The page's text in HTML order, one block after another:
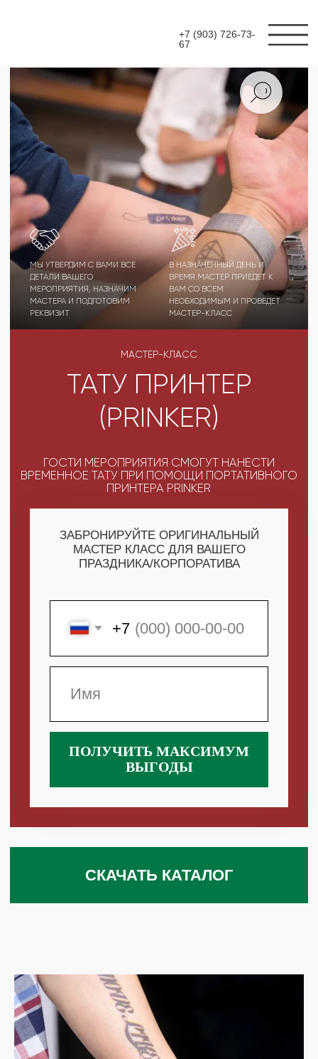
ЗАБРОНИРУЙТЕ ОРИГИНАЛЬНЫЙ
МАСТЕР КЛАСС ДЛЯ ВАШЕГО
ПРАЗДНИКА/КОРПОРАТИВА
ПОЛУЧИТЬ МАКСИМУМ
ВЫГОДЫ
ТАТУ ПРИНТЕР
(PRINKER)
МАСТЕР-КЛАСС
ГОСТИ МЕРОПРИЯТИЯ СМОГУТ НАНЕСТИ
ПРИНТЕРА PRINKER
МЫ УТВЕРДИМ С ВАМИ ВСЕ
ДЕТАЛИ ВАШЕГО
МЕРОПРИЯТИЯ, НАЗНАЧИМ
МАСТЕРА И ПОДГОТОВИМ
РЕКВИЗИТ
В НАЗНАЧЕННЫЙ ДЕНЬ И
ВРЕМЯ МАСТЕР ПРИЕДЕТ К
НЕОБХОДИМЫМ И ПРОВЕДЕТ
МАСТЕР-КЛАСС
СКАЧАТЬ КАТАЛОГ